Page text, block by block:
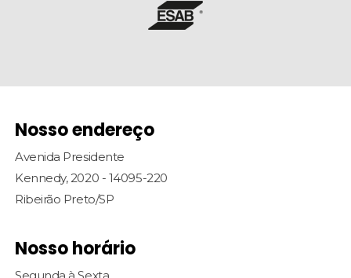
Nosso endereço
Avenida Presidente
Kennedy, 2020 - 14095-220
Ribeirão Preto/SP
Nosso horário
Segunda à Sexta